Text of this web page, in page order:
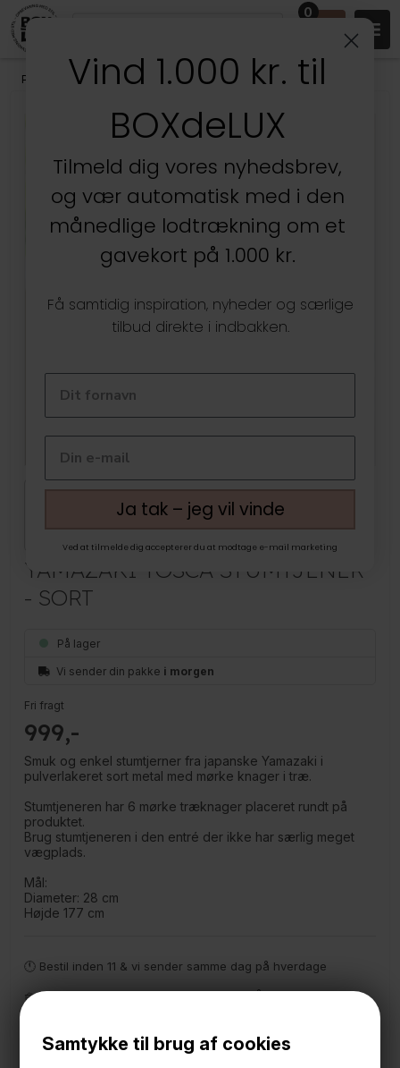
Samtykke til brug af cookies
0
Produkter /Entréen/Knager, bøjler & garderobe
YAMAZAKI TOSCA STUMTJENER
- SORT
På lager
Vi sender din pakke i morgen
Fri fragt
999
Smuk og enkel stumtjerner fra japanske Yamazaki i
pulverlakeret sort metal med mørke knager i træ.
Stumtjeneren har 6 mørke træknager placeret rundt på
produktet.
Brug stumtjeneren i den entré der ikke har særlig meget
vægplads.
Mål:
Diameter: 28 cm
Højde 177 cm
🕚 Bestil inden 11 & vi sender samme dag på hverdage
🧺 Kan du lægge varen i kurven, er den på lager
📦 Fragtfri v. køb over 999,- ellers fra 49,- med GLS
Vind 1.000 kr. til
BOXdeLUX
Tilmeld dig vores nyhedsbrev,
og vær automatisk med i den
månedlige lodtrækning om et
gavekort på 1.000 kr.
Få samtidig inspiration, nyheder og særlige
tilbud direkte i indbakken.
Ja tak – jeg vil vinde
Ved at tilmelde dig accepterer du at modtage e-mail marketing